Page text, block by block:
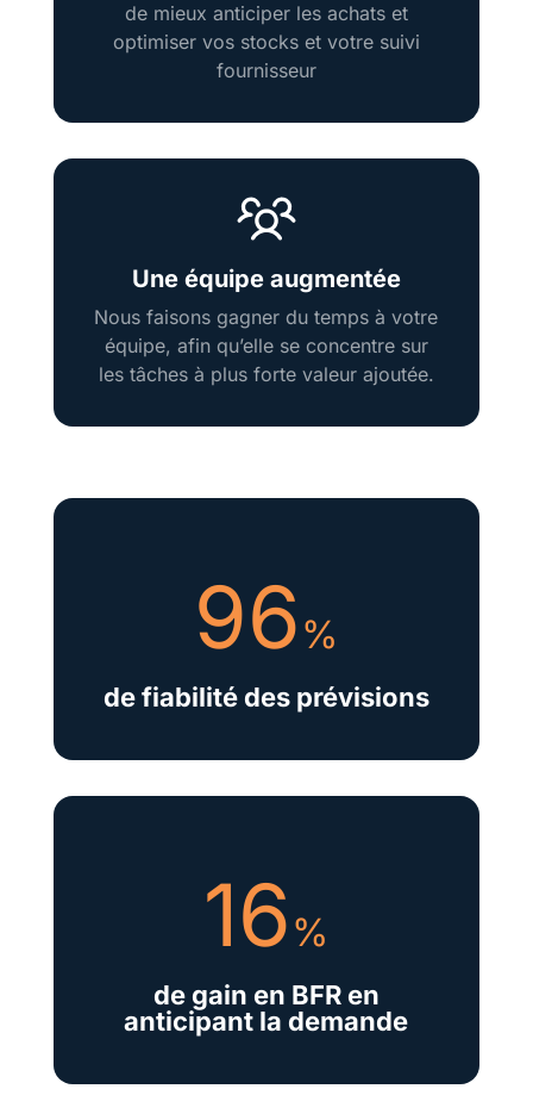
de mieux anticiper les achats et
optimiser vos stocks et votre suivi
fournisseur
Une équipe augmentée
Nous faisons gagner du temps à votre
équipe, afin qu’elle se concentre sur
les tâches à plus forte valeur ajoutée.
96%
de fiabilité des prévisions
16%
de gain en BFR en
anticipant la demande